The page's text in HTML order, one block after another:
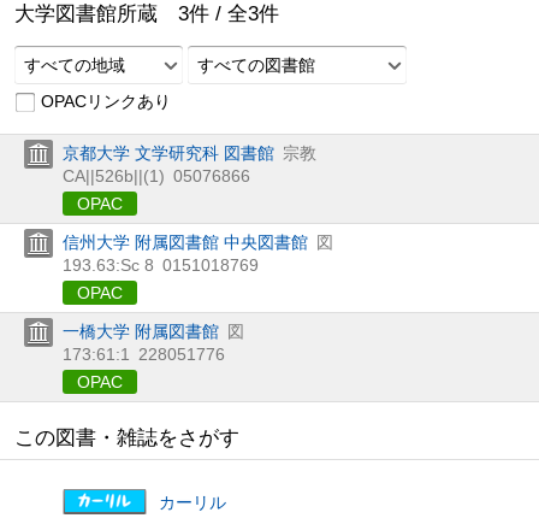
大学図書館所蔵 3件 / 全3件
すべての地域
すべての図書館
OPACリンクあり
京都大学 文学研究科 図書館 宗教
CA||526b||(1) 05076866
OPAC
信州大学 附属図書館 中央図書館 図
193.63:Sc 8 0151018769
OPAC
一橋大学 附属図書館 図
173:61:1
228051776
OPAC
この図書・雑誌をさがす
カーリル